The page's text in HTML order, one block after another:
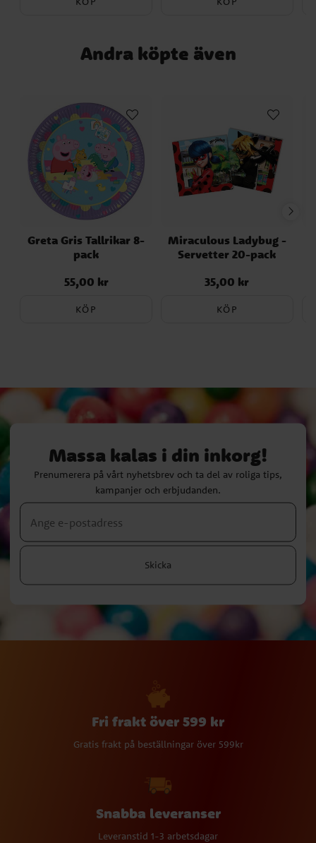
Andra köpte även
Greta Gris Tallrikar 8-
pack
Pris: 55,00 kr
55,00 kr
KÖP
Miraculous Ladybug -
Servetter 20-pack
Pris: 35,00 kr
35,00 kr
KÖP
Massa kalas i din inkorg!
Prenumerera på vårt nyhetsbrev och ta del av roliga tips,
kampanjer och erbjudanden.
Skicka
Fri frakt över 599 kr
Gratis frakt på beställningar över 599kr
Snabba leveranser
Leveranstid 1-3 arbetsdagar